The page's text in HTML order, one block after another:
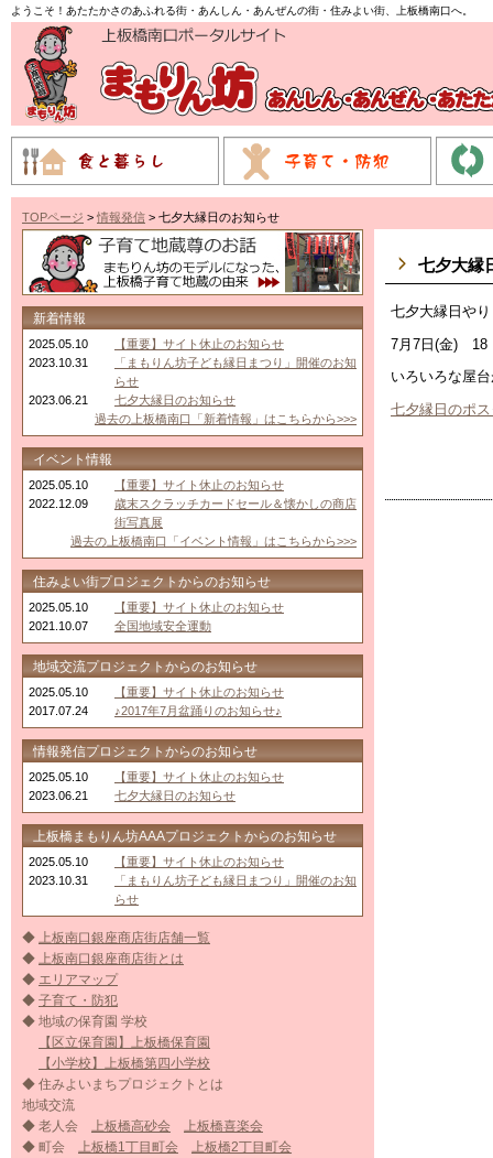
ようこそ！あたたかさのあふれる街・あんしん・あんぜんの街・住みよい街、上板橋南口へ。
TOPページ > 情報発信 > 七夕大縁日のお知らせ
七夕大縁
七夕大縁日や
7月7日(金) 18
いろいろな屋
七夕縁日のポ
新着情報
2025.05.10
【重要】サイト休止のお知らせ
2023.10.31
「まもりん坊子ども縁日まつり」開催のお知
らせ
2023.06.21
七夕大縁日のお知らせ
過去の上板橋南口「新着情報」はこちらから>>>
イベント情報
2025.05.10
【重要】サイト休止のお知らせ
2022.12.09
歳末スクラッチカードセール＆懐かしの商店
街写真展
過去の上板橋南口「イベント情報」はこちらから>>>
住みよい街プロジェクトからのお知らせ
2025.05.10
【重要】サイト休止のお知らせ
2021.10.07
全国地域安全運動
地域交流プロジェクトからのお知らせ
2025.05.10
【重要】サイト休止のお知らせ
2017.07.24
♪2017年7月盆踊りのお知らせ♪
情報発信プロジェクトからのお知らせ
2025.05.10
【重要】サイト休止のお知らせ
2023.06.21
七夕大縁日のお知らせ
上板橋まもりん坊AAAプロジェクトからのお知らせ
2025.05.10
【重要】サイト休止のお知らせ
2023.10.31
「まもりん坊子ども縁日まつり」開催のお知
らせ
◆ 上板南口銀座商店街店舗一覧
◆ 上板南口銀座商店街とは
◆ エリアマップ
◆ 子育て・防犯
◆ 地域の保育園 学校
【区立保育園】上板橋保育園
【小学校】上板橋第四小学校
◆ 住みよいまちプロジェクトとは
地域交流
◆ 老人会 上板橋高砂会
上板橋喜楽会
◆ 町会 上板橋1丁目町会
上板橋2丁目町会